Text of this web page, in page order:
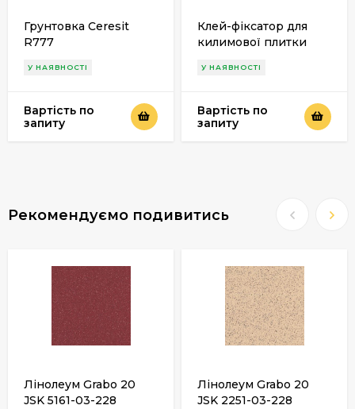
Грунтовка Ceresit
R777
У НАЯВНОСТІ
Вартість по
запиту
Клей-фіксатор для
килимової плитки
У НАЯВНОСТІ
Вартість по
запиту
Рекомендуємо подивитись
Лінолеум Grabo 20
JSK 5161-03-228
Лінолеум Grabo 20
JSK 2251-03-228